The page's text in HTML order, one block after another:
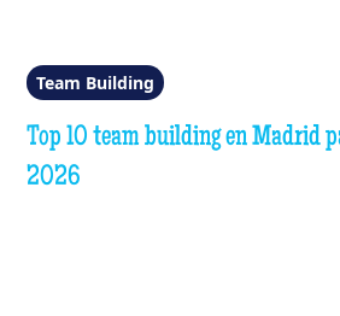
Team Building
Top 10 team building en Madrid
2026